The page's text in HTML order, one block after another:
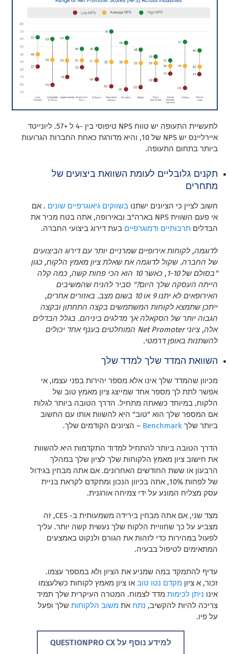
לתעשיית התעופה יש טווח NPS טיפוסי בין -4 ל +57. ליונייטד
איירליינס יש NPS של 10, והיא מדורגת כאחת החברות הגרועות
ביותר בתחום התעופה.
תקנים גלובליים לעומת השוואת ביצועים של
מתחרים
חשוב לציין כי הציונים ישתנובשווקים גיאוגרפיים שונים . אם
אי פעם השווית NPS בארה"ב ובאירופה, אתה בטח מכיר את
הבדליםתרבותיים ודמוגרפיים בעת דירוג ביצועי החברה.
לדוגמה, לקוחות אירופיים שמרניים יותר עם דירוג הביצועים
של החברה. שקול לדוגמה את שאלת ציון מאמץ הלקוח, כגון
"בסולם של 1-10, כאשר 10 הוא הכי פחות קשה, כמה קלה
הייתה העסקה שלך היום?" סביר להניח שהמשיבים
האירופאים לא יתנו 9 או 10 בשום מצב. באזורים אחרים,
ייתכן שתמצא לקוחות המשתמשים בקצה התחתון ובקצה
הגבוה יותר של הסקאלה אך מדלגים ביניהם. בגלל הבדלים
אלה, ציוני Net Promoter המוחלטים בענף אחד יכולים
להשתנות באופן דרמטי.
השוואת המדד שלך למדד שלך
מכיוון שהמדד שלך אינו אלא מספר יהירות בפני עצמו, אי
אפשר לתת לך מספר אחד שמייצג ציון מאמץ טוב של
הלקוח, במיוחד כשאתה מתחיל. הדרך הטובה ביותר לגלות
אם המספר שלך הוא "טוב" היא להשוות אותו עם החשוב
ביותר שלך Benchmark – הציונים הקודמים שלך.
הדרך הטובה ביותר להתחיל למדוד התקדמות היא להשוות
את חישוב ציון מאמץ הלקוחות שלך לציון שלך במהלך
הרבעון או ששת החודשים האחרונים. אם אתה מבחין בגידול
של לפחות 10%, אתה בכיוון הנכון ומתקדם לקראת בניית
עסק מצליח המונע על ידי צמיחה אורגנית.
מצד שני, אם אתה מבחין בירידה משמעותית ב- CES, זה
מצביע על כך שחוויית הלקוח שלך נעשית קשה יותר. עליך
לפעול במהירות כדי לזהות את הגורם ולנקוט באמצעים
המתאימים לטיפול בבעיה.
עדיף להתמקד במה שמניע את הציון ולא במספר עצמו.
זכור, אציוןמקדם נטו טוב או ציון מאמץ לקוחות כשלעצמו
אינו ניתן לכימות מדד לצמוח. המטרה העיקרית שלך תמיד
צריכה להיות להקשיב, נתח אתמשוב הלקוחות שלך ופעל
על פיו.
למידע נוסף על QUESTIONPRO CX